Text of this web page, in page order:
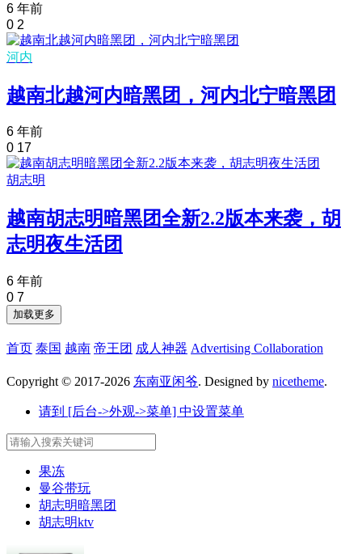
6 年前
0 2
河内
越南北越河内暗黑团，河内北宁暗黑团
6 年前
0 17
胡志明
越南胡志明暗黑团全新2.2版本来袭，胡
志明夜生活团
6 年前
0 7
加载更多
首页 泰国 越南 帝王团 成人神器 Advertising Collaboration
Copyright © 2017-2026 东南亚闲爷. Designed by nicetheme.
请到 [后台->外观->菜单] 中设置菜单
果冻
曼谷带玩
胡志明暗黑团
胡志明ktv